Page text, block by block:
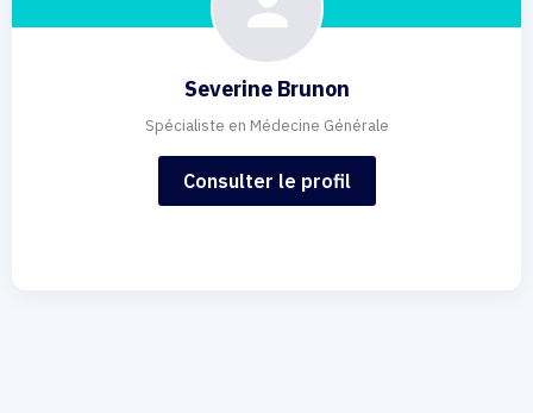
Severine Brunon
Spécialiste en Médecine Générale
Consulter le profil